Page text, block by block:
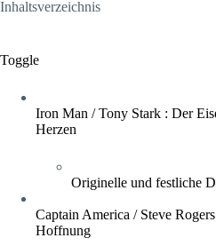
Inhaltsverzeichnis
Toggle
Iron Man / Tony Stark : Der
Herzen
Originelle und festliche
Captain America / Steve
Hoffnung